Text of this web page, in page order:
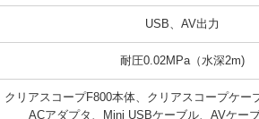
USB、AV出力
耐圧0.02MPa（水深2m)
クリアスコープF800本体、クリアスコープケー
ACアダプタ、Mini USBケーブル、AVケー